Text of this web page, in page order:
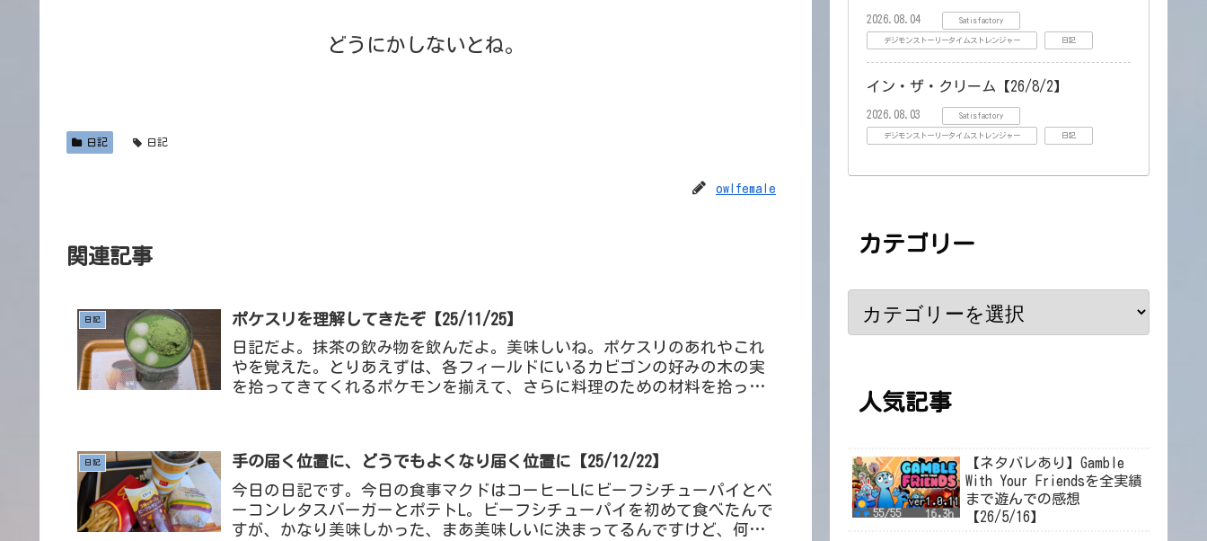
どうにかしないとね。
日記 日記
owlfemale
関連記事
日記 ポケスリを理解してきたぞ【25/11/25】
日記だよ。抹茶の飲み物を飲んだよ。美味しいね。ポケスリのあれやこれ
やを覚えた。とりあえずは、各フィールドにいるカビゴンの好みの木の実
を拾ってきてくれるポケモンを揃えて、さらに料理のための材料を拾って
日記 手の届く位置に、どうでもよくなり届く位置に【25/12/22】
今日の日記です。今日の食事マクドはコーヒーLにビーフシチューパイとベ
ーコンレタスバーガーとポテトL。ビーフシチューパイを初めて食べたんで
すが、かなり美味しかった、まあ美味しいに決まってるんですけど、何故
2026.08.04 Satisfactory
デジモンストーリータイムストレンジャー 日記
イン・ザ・クリーム【26/8/2】
2026.08.03 Satisfactory
デジモンストーリータイムストレンジャー 日記
カテゴリー
人気記事
【ネタバレあり】Gamble
With Your Friendsを全実績
まで遊んでの感想
【26/5/16】